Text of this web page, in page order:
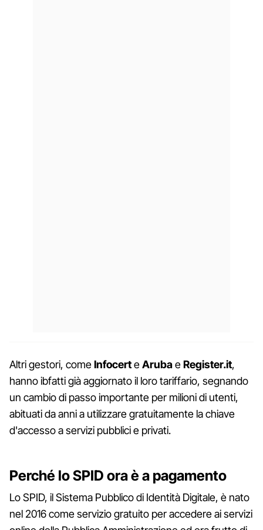
Altri gestori, comeInfocerteArubaeRegister.it,
hanno ibfatti già aggiornato il loro tariffario, segnando
un cambio di passo importante per milioni di utenti,
abituati da anni a utilizzare gratuitamente la chiave
d'accesso a servizi pubblici e privati.
Perché lo SPID ora è a pagamento
Lo SPID, il Sistema Pubblico di Identità Digitale, è nato
nel 2016 come servizio gratuito per accedere ai servizi